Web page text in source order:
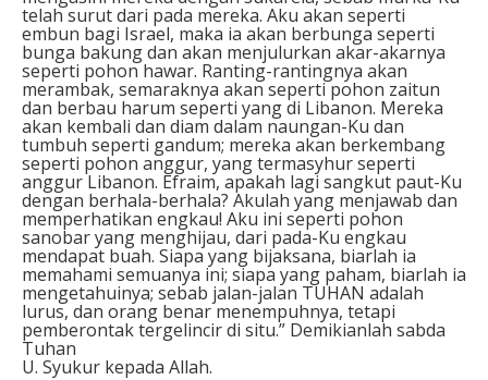
telah surut dari pada mereka. Aku akan seperti
embun bagi Israel, maka ia akan berbunga seperti
bunga bakung dan akan menjulurkan akar-akarnya
seperti pohon hawar. Ranting-rantingnya akan
merambak, semaraknya akan seperti pohon zaitun
dan berbau harum seperti yang di Libanon. Mereka
akan kembali dan diam dalam naungan-Ku dan
tumbuh seperti gandum; mereka akan berkembang
seperti pohon anggur, yang termasyhur seperti
anggur Libanon. Efraim, apakah lagi sangkut paut-Ku
dengan berhala-berhala? Akulah yang menjawab dan
memperhatikan engkau! Aku ini seperti pohon
sanobar yang menghijau, dari pada-Ku engkau
mendapat buah. Siapa yang bijaksana, biarlah ia
memahami semuanya ini; siapa yang paham, biarlah ia
mengetahuinya; sebab jalan-jalan TUHAN adalah
lurus, dan orang benar menempuhnya, tetapi
pemberontak tergelincir di situ.” Demikianlah sabda
Tuhan
U. Syukur kepada Allah.